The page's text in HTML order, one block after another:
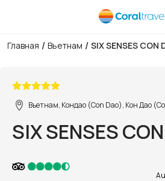
Главная / Вьетнам / SIX SENSES CON
Вьетнам, Кондао (Con Dao), Кон Дао
SIX SENSES